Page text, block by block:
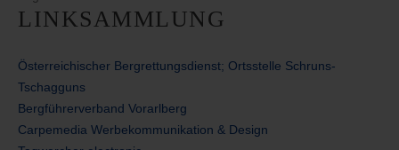
LINKSAMMLUNG
Österreichischer Bergrettungsdienst; Ortsstelle Schruns-
Tschagguns
Bergführerverband Vorarlberg
Carpemedia Werbekommunikation & Design